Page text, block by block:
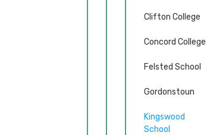
Clifton College
Concord College
Felsted School
Gordonstoun
Kingswood
School